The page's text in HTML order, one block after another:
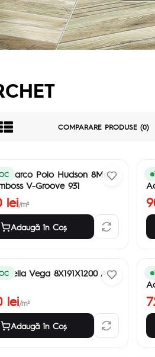
COMPARARE PRODUSE (0)
Marco Polo Hudson 8Mm
V-Groove 931
lei/m²
Adaugă în Coş
Bella Vega 8X191X1200 Ac3
lei/m²
Adaugă în Coş